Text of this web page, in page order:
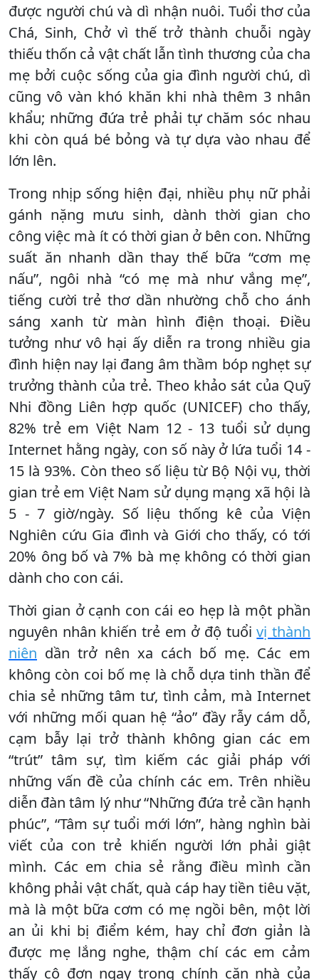
được người chú và dì nhận nuôi. Tuổi thơ của
Chá, Sinh, Chở vì thế trở thành chuỗi ngày
thiếu thốn cả vật chất lẫn tình thương của cha
mẹ bởi cuộc sống của gia đình người chú, dì
cũng vô vàn khó khăn khi nhà thêm 3 nhân
khẩu; những đứa trẻ phải tự chăm sóc nhau
khi còn quá bé bỏng và tự dựa vào nhau để
lớn lên.
Trong nhịp sống hiện đại, nhiều phụ nữ phải
gánh nặng mưu sinh, dành thời gian cho
công việc mà ít có thời gian ở bên con. Những
suất ăn nhanh dần thay thế bữa “cơm mẹ
nấu”, ngôi nhà “có mẹ mà như vắng mẹ”,
tiếng cười trẻ thơ dần nhường chỗ cho ánh
sáng xanh từ màn hình điện thoại. Điều
tưởng như vô hại ấy diễn ra trong nhiều gia
đình hiện nay lại đang âm thầm bóp nghẹt sự
trưởng thành của trẻ. Theo khảo sát của Quỹ
Nhi đồng Liên hợp quốc (UNICEF) cho thấy,
82% trẻ em Việt Nam 12 - 13 tuổi sử dụng
Internet hằng ngày, con số này ở lứa tuổi 14 -
15 là 93%. Còn theo số liệu từ Bộ Nội vụ, thời
gian trẻ em Việt Nam sử dụng mạng xã hội là
5 - 7 giờ/ngày. Số liệu thống kê của Viện
Nghiên cứu Gia đình và Giới cho thấy, có tới
20% ông bố và 7% bà mẹ không có thời gian
dành cho con cái.
Thời gian ở cạnh con cái eo hẹp là một phần
nguyên nhân khiến trẻ em ở độ tuổivị thành
niên dần trở nên xa cách bố mẹ. Các em
không còn coi bố mẹ là chỗ dựa tinh thần để
chia sẻ những tâm tư, tình cảm, mà Internet
với những mối quan hệ “ảo” đầy rẫy cám dỗ,
cạm bẫy lại trở thành không gian các em
“trút” tâm sự, tìm kiếm các giải pháp với
những vấn đề của chính các em. Trên nhiều
diễn đàn tâm lý như “Những đứa trẻ cần hạnh
phúc”, “Tâm sự tuổi mới lớn”, hàng nghìn bài
viết của con trẻ khiến người lớn phải giật
mình. Các em chia sẻ rằng điều mình cần
không phải vật chất, quà cáp hay tiền tiêu vặt,
mà là một bữa cơm có mẹ ngồi bên, một lời
an ủi khi bị điểm kém, hay chỉ đơn giản là
được mẹ lắng nghe, thậm chí các em cảm
thấy cô đơn ngay trong chính căn nhà của